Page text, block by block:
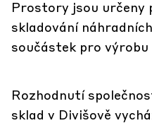
Prostory jsou určeny
skladování
součástek pro
Rozhodnutí
sklad v Divišově